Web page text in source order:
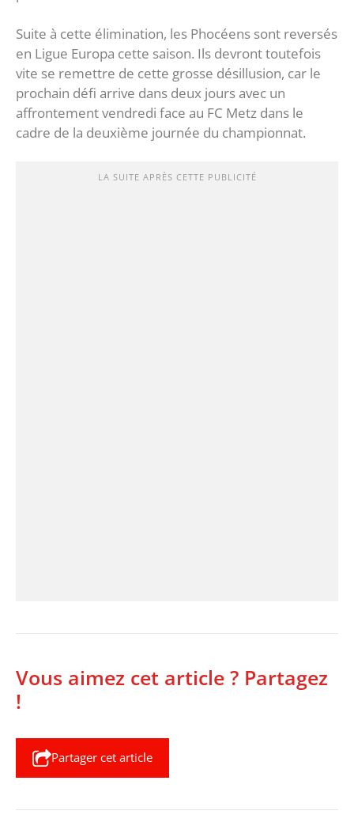
Suite à cette élimination, les Phocéens sont reversés
en Ligue Europa cette saison. Ils devront toutefois
vite se remettre de cette grosse désillusion, car le
prochain défi arrive dans deux jours avec un
affrontement vendredi face au FC Metz dans le
cadre de la deuxième journée du championnat.
LA SUITE APRÈS CETTE PUBLICITÉ
Vous aimez cet article ? Partagez
!
Partager cet article